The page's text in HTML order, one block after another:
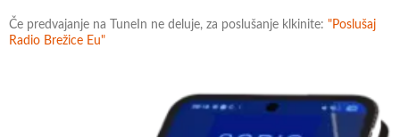
Če predvajanje na TuneIn ne deluje, za poslušanje klkinite: "Poslušaj
Radio Brežice Eu"